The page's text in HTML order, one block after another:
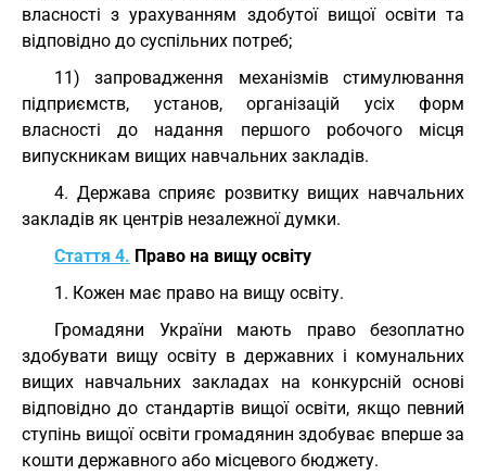
власності з урахуванням здобутої вищої освіти та
відповідно до суспільних потреб;
11) запровадження механізмів стимулювання
підприємств, установ, організацій усіх форм
власності до надання першого робочого місця
випускникам вищих навчальних закладів.
4. Держава сприяє розвитку вищих навчальних
закладів як центрів незалежної думки.
Стаття 4. Право на вищу освіту
1. Кожен має право на вищу освіту.
Громадяни України мають право безоплатно
здобувати вищу освіту в державних і комунальних
вищих навчальних закладах на конкурсній основі
відповідно до стандартів вищої освіти, якщо певний
ступінь вищої освіти громадянин здобуває вперше за
кошти державного або місцевого бюджету.